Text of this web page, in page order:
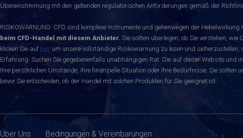
Übereinstimmung mit den geltenden regulatorischen Anforderungen gemäß der
RISIKOWARNUNG: CFD sind komplexe Instrumente und gehenwegen der Hebelwirkung
beim CFD-Handel mit diesem Anbieter. Sie sollten überlegen, ob Sie verstehen, wie
klicken Sie auf hier um unsere vollständige Risikowarnung zu lesen und
Erfahrung. Suchen Sie gegebenenfalls unabhängigen Rat. Die auf dieser Website
Ihre persönlichen Umstände, Ihre finanzielle Situation oder Ihre Bedürfnisse. Sie sollten
bevor Sie entscheiden, ob der Handel mit solchen Produkten für Sie geeignet ist.
Über Uns Bedingungen & Vereinbarungen